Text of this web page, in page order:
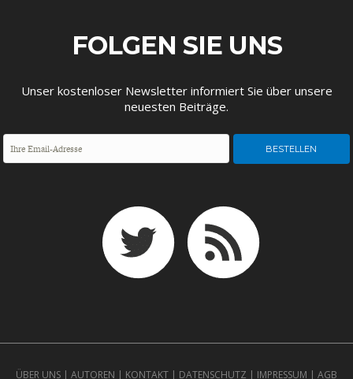
CIRCULAR ECONOMY
UNGLEICHHEIT UND
ENTWICKLUNGSPOLITIK
EUROPA
FOLGEN SIE UNS
Unser kostenloser Newsletter informiert Sie über unsere
neuesten Beiträge.
ÜBER UNS | AUTOREN | KONTAKT | DATENSCHUTZ | IMPRESSUM | AGB